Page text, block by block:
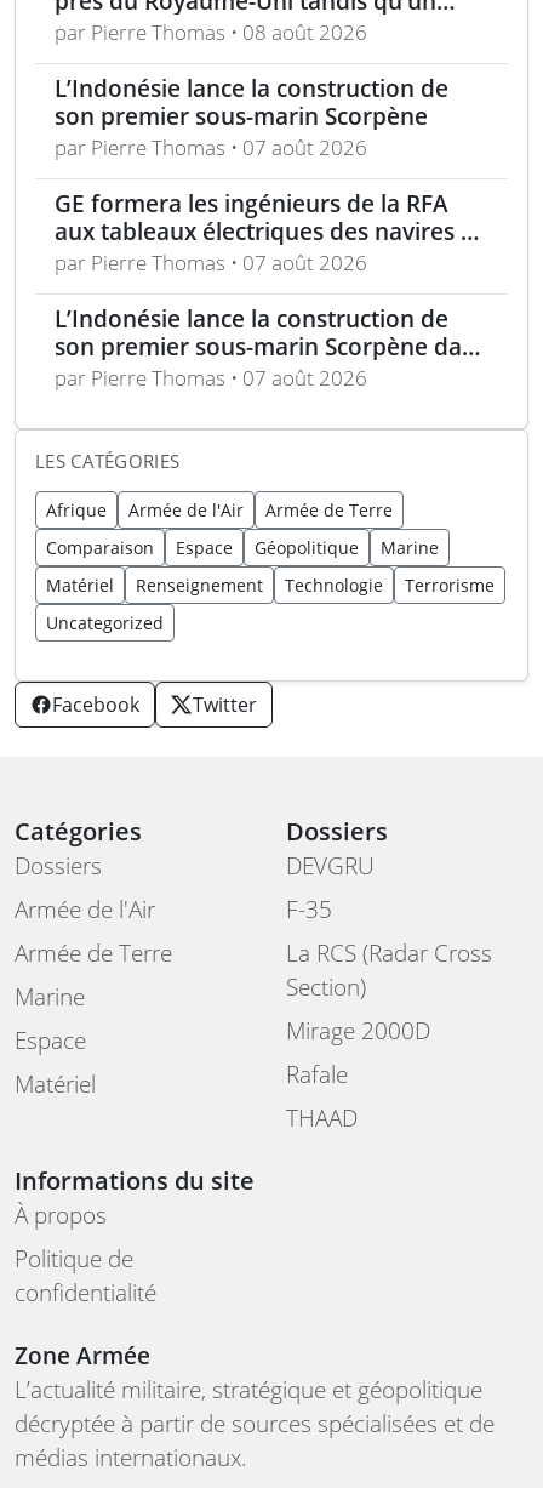
bateau britannique se rapproche
par Pierre Thomas • 08 août 2026
L’Indonésie lance la construction de
son premier sous-marin Scorpène
par Pierre Thomas • 07 août 2026
GE formera les ingénieurs de la RFA
aux tableaux électriques des navires de
la classe Tide
par Pierre Thomas • 07 août 2026
L’Indonésie lance la construction de
son premier sous-marin Scorpène dans
le cadre du programme SRI
par Pierre Thomas • 07 août 2026
LES CATÉGORIES
Afrique Armée de l'Air
Armée de Terre
Comparaison
Espace Géopolitique
Marine
Matériel
Renseignement Technologie
Terrorisme
Uncategorized
Facebook Twitter
Catégories
Dossiers
Armée de l'Air
Armée de Terre
Marine
Espace
Matériel
Dossiers
DEVGRU
F-35
La RCS (Radar Cross
Section)
Mirage 2000D
Rafale
THAAD
Informations du site
À propos
Politique de
confidentialité
Zone Armée
L’actualité militaire, stratégique et géopolitique
décryptée à partir de sources spécialisées et de
médias internationaux.